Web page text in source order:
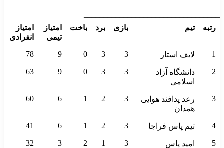
رتبه
تیم بازی برد باخت
امتیاز
تیمی
امتیاز
انفرادی
1
لایف استار 3
3
0
9
78
2
دانشگاه آزاد
اسلامی
3
3
0
9
63
3
رعد پدافند هوایی
همدان
3
2
1
6
60
4 تیم پاس فراجا 3
2
1
6
41
5 امید پاس 3
1
2
3
32